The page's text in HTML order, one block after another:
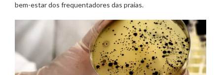
bem-estar dos frequentadores das praias.